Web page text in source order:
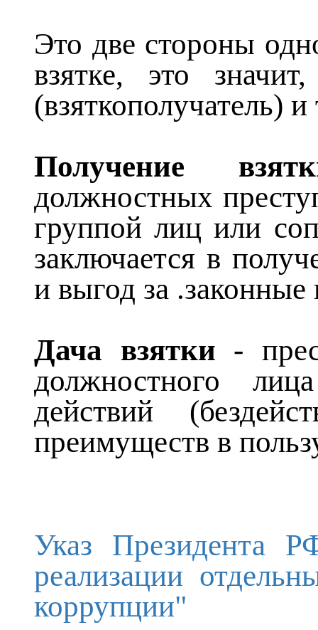
Это две стороны
взятке, это
(взяткополучатель) и
Получение
должностных
группой лиц или
заключается в
и выгод за
Дача взятки -
должностного
действий
преимуществ в
Указ Президента
реализации
коррупции"